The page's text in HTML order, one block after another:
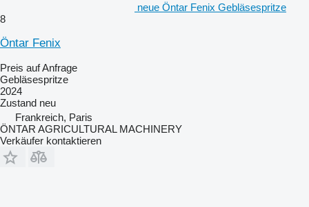
neue Öntar Fenix Gebläsespritze
8
Öntar Fenix
Preis auf Anfrage
Gebläsespritze
2024
Zustand neu
Frankreich, Paris
ÖNTAR AGRICULTURAL MACHINERY
Verkäufer kontaktieren